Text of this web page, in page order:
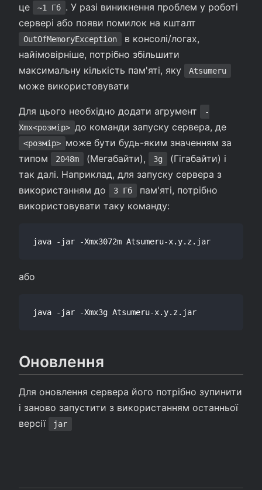
це
~1 Гб . У разі виникнення проблем у роботі
сервері або появи помилок на кшталт
OutOfMemoryException
в консолі/логах,
найімовірніше, потрібно збільшити
максимальну кількість пам'яті, яку
Atsumeru
може використовувати
Для цього необхідно додати агрумент
-
Xmx<розмір> до команди запуску сервера, де
<розмір> може бути будь-яким значенням за
типом
2048m (Мегабайти), 3g
(Гігабайти) і
так далі. Наприклад, для запуску сервера з
використанням до
3 Гб
пам'яті, потрібно
використовувати таку команду:
або
Оновлення
Для оновлення сервера його потрібно зупинити
і заново запустити з використанням останньої
версії
jar